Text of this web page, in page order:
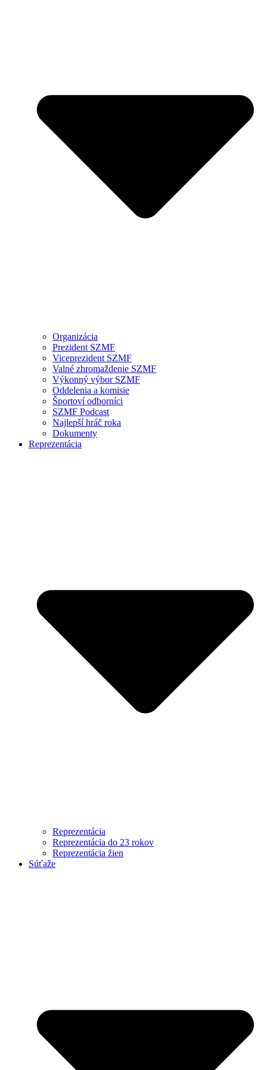
Organizácia
Prezident SZMF
Viceprezident SZMF
Valné zhromaždenie SZMF
Výkonný výbor SZMF
Oddelenia a komisie
Športoví odborníci
SZMF Podcast
Najlepší hráč roka
Dokumenty
Reprezentácia
Reprezentácia
Reprezentácia do 23 rokov
Reprezentácia žien
Súťaže